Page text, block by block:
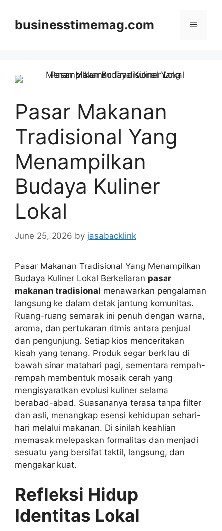
contentbusinesstimemag.com Menu
Pasar Makanan
Tradisional Yang
Menampilkan
Budaya Kuliner
Lokal
June 25, 2026 by jasabacklink
Pasar Makanan Tradisional Yang Menampilkan
Budaya Kuliner Lokal Berkeliaran pasar
makanan tradisional menawarkan pengalaman
langsung ke dalam detak jantung komunitas.
Ruang-ruang semarak ini penuh dengan warna,
aroma, dan pertukaran ritmis antara penjual
dan pengunjung. Setiap kios menceritakan
kisah yang tenang. Produk segar berkilau di
bawah sinar matahari pagi, sementara rempah-
rempah membentuk mosaik cerah yang
mengisyaratkan evolusi kuliner selama
berabad-abad. Suasananya terasa tanpa filter
dan asli, menangkap esensi kehidupan sehari-
hari melalui makanan. Di sinilah keahlian
memasak melepaskan formalitas dan menjadi
sesuatu yang bersifat taktil, langsung, dan
mengakar kuat.
Refleksi Hidup
Identitas Lokal